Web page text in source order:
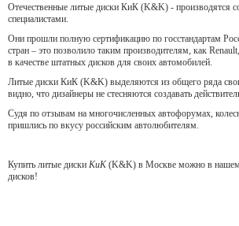
Отечественные литые диски КиК (K&K) - производятся
специалистами.
Они прошли полную сертификацию по госстандартам
стран – это позволило таким производителям, как
в качестве штатных дисков для своих автомобилей.
Литые диски КиК (K&K) выделяются из общего ряда
видно, что дизайнеры не стесняются создавать
Судя по отзывам на многочисленных автофорумах,
пришлись по вкусу российским автолюбителям.
Купить литые диски КиК(K&K) в Москве можно в нашем
дисков!